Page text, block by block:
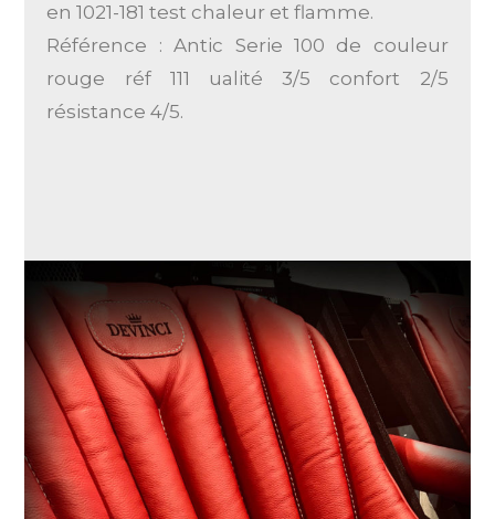
en 1021-181 test chaleur et flamme.
Référence : Antic Serie 100 de couleur
rouge réf 111 ualité 3/5 confort 2/5
résistance 4/5.